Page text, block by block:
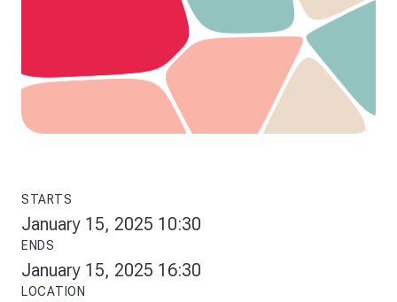
STARTS
January 15, 2025 10:30
ENDS
January 15, 2025 16:30
LOCATION